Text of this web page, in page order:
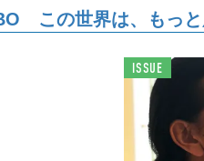
この世界は、もっと
ISSUE